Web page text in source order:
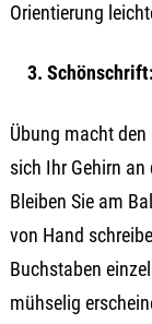
Orientierung
3.
Übung macht den
sich Ihr Gehirn
Bleiben Sie am
von Hand
Buchstaben
mühselig